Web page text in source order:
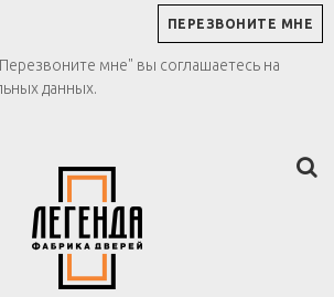
мне" вы соглашаетесь на
данных.